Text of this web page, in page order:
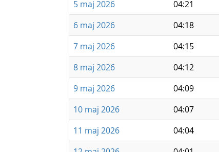
5 maj 2026
04:21
6 maj 2026
04:18
7 maj 2026
04:15
8 maj 2026
04:12
9 maj 2026
04:09
10 maj 2026
04:07
11 maj 2026
04:04